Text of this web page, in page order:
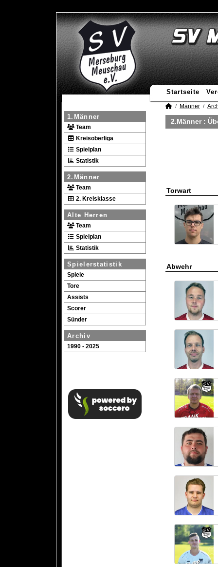
Startseite
1.Männer
Team
Kreisoberliga
Spielplan
Statistik
2.Männer
Team
2. Kreisklasse
Alte Herren
Team
Spielplan
Statistik
Spielerstatistik
Spiele
Tore
Assists
Scorer
Sünder
Archiv
1990 - 2025
Männer
2.Männer :
Torwart
Abwehr